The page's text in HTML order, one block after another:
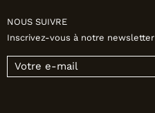
NOUS SUIVRE
Inscrivez-vous à notre newsletter